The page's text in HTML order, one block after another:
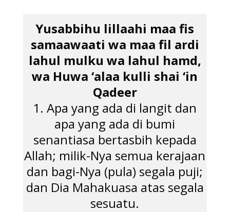
Yusabbihu lillaahi maa fis
samaawaati wa maa fil ardi
lahul mulku wa lahul hamd,
wa Huwa ‘alaa kulli shai ‘in
Qadeer
1. Apa yang ada di langit dan
apa yang ada di bumi
senantiasa bertasbih kepada
Allah; milik-Nya semua kerajaan
dan bagi-Nya (pula) segala puji;
dan Dia Mahakuasa atas segala
sesuatu.